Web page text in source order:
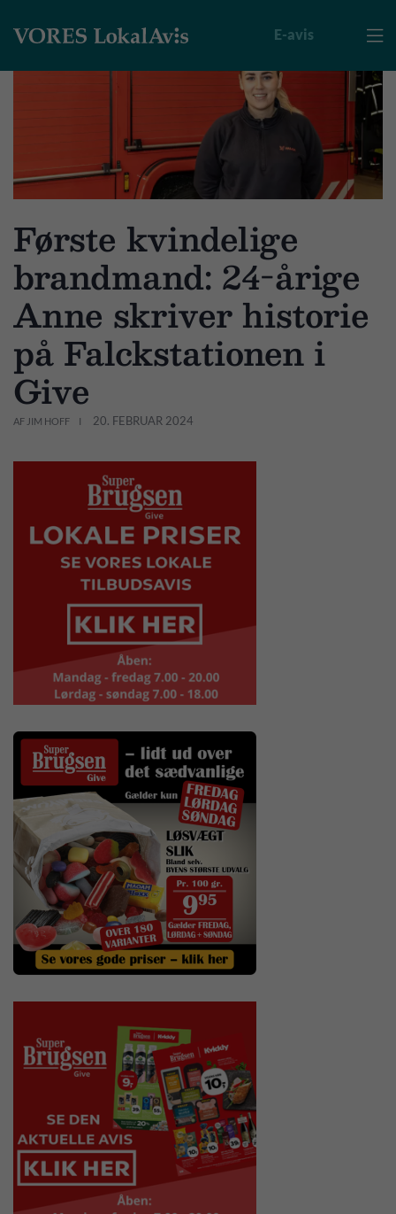

E-avis
Første kvindelige
brandmand: 24-årige
Anne skriver historie
på Falckstationen i
Give
AF JIM HOFF 20. FEBRUAR 2024